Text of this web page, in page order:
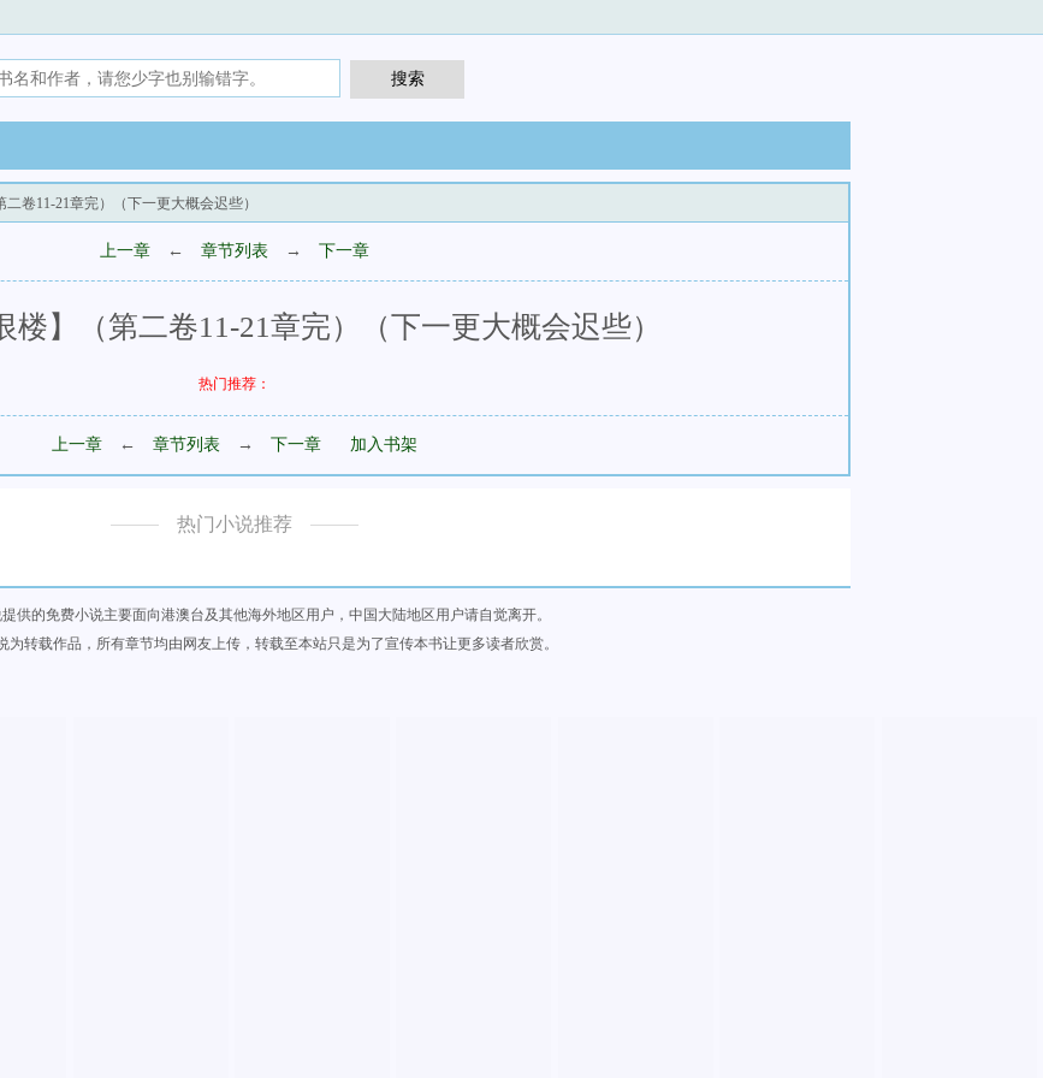
卷11-21章完）（下一更大概会迟些）
上一章 ← 章节列表 → 下一章
楼】（第二卷11-21章完）（下一更大概会迟些）
热门推荐：
上一章 ← 章节列表 → 下一章 加入书架
热门小说推荐
供的免费小说主要面向港澳台及其他海外地区用户，中国大陆地区用户请自觉离开。
为转载作品，所有章节均由网友上传，转载至本站只是为了宣传本书让更多读者欣赏。